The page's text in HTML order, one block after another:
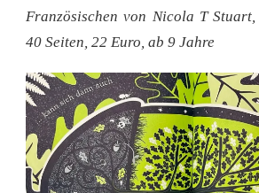
Französischen von Nicola T
40 Seiten, 22 Euro, ab 9 Jahre